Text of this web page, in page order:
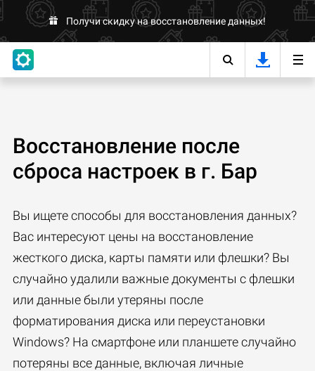
Получи скидку на восстановление данных!
Восстановление после
сброса настроек в г. Бар
Вы ищете способы для восстановления данных?
Вас интересуют цены на восстановление
жесткого диска, карты памяти или флешки? Вы
случайно удалили важные документы с флешки
или данные были утеряны после
форматирования диска или переустановки
Windows? На смартфоне или планшете случайно
потеряны все данные, включая личные